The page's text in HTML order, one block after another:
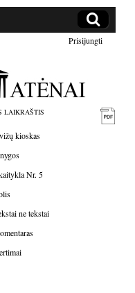
Prisijungti
LAIKRAŠTIS
kioskas
Nr. 5
ne tekstai